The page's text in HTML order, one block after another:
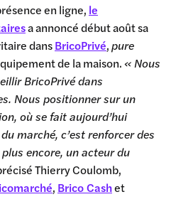
en ligne, le
a annoncé début août sa
dansBricoPrivé,pure
de la maison.« Nous
BricoPrivé dans
Nous positionner sur un
où se fait aujourd’hui
marché, c’est renforcer des
encore, un acteur du
Thierry Coulomb,
, Brico Cashet